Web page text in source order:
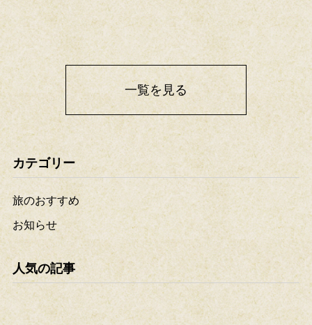
一覧を見る
カテゴリー
旅のおすすめ
お知らせ
人気の記事